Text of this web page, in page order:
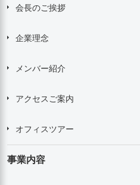
会長のご挨拶
企業理念
メンバー紹介
アクセスご案内
オフィスツアー
事業内容